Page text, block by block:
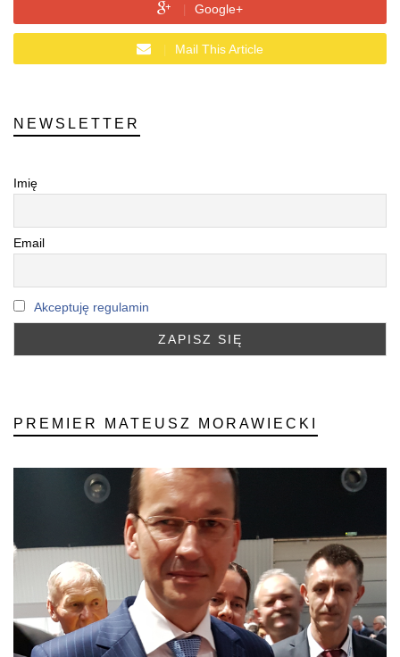
Google+
Mail This Article
NEWSLETTER
Imię
Email
Akceptuję regulamin
PREMIER MATEUSZ MORAWIECKI